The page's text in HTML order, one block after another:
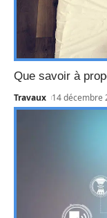
Que savoir à
Travaux 14 décembre